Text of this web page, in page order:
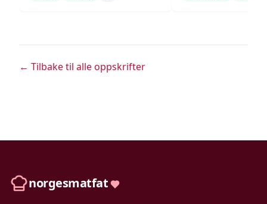
← Tilbake til alle oppskrifter
norgesmatfat